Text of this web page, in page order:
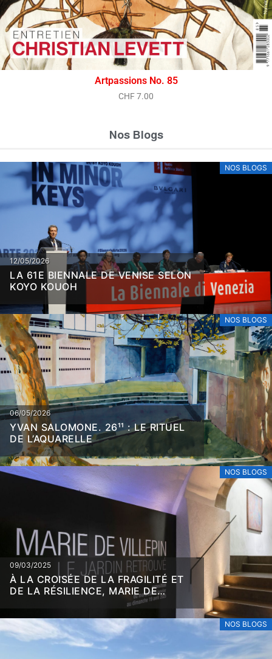
Artpassions No. 85
CHF7.00
Nos Blogs
NOS BLOGS
12/05/2026
LA 61E BIENNALE DE VENISE SELON
KOYO KOUOH
NOS BLOGS
06/05/2026
YVAN SALOMONE. 26¹¹ : LE RITUEL
DE L’AQUARELLE
NOS BLOGS
09/03/2025
À LA CROISÉE DE LA FRAGILITÉ ET
DE LA RÉSILIENCE, MARIE DE
NOS BLOGS